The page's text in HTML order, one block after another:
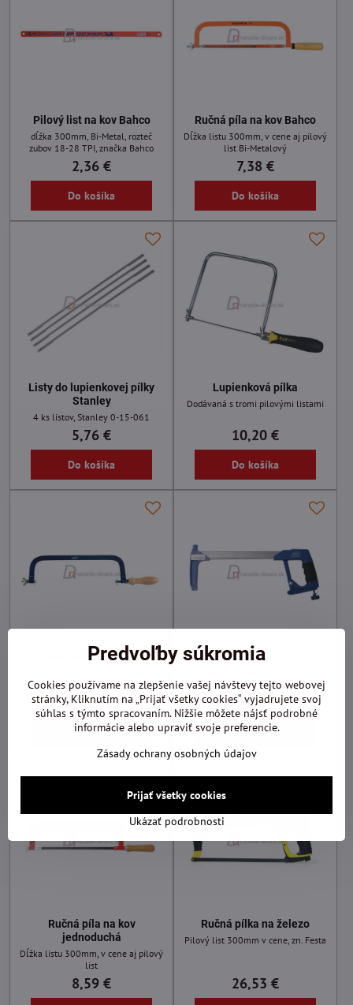
Pilový list na kov Bahco
dĺžka 300mm, Bi-Metal, rozteč
zubov 18-28 TPI, značka Bahco
2,36 €
Do košíka
Ručná píla na kov Bahco
Dĺžka listu 300mm, v cene aj pilový
list Bi-Metalový
7,38 €
Do košíka
Listy do lupienkovej pílky
Stanley
4 ks listov, Stanley 0-15-061
5,76 €
Do košíka
Lupienková pílka
Dodávaná s tromi pilovými listami
10,20 €
Do košíka
Ručná píla na kov
pilového listu, Pilana
12,79 €
Do košíka
Ručná pílka na kov
dodávaná bez pilového listu, Pilana
21,60 €
Do košíka
Ručná píla na kov
jednoduchá
Dĺžka listu 300mm, v cene aj pilový
list
8,59 €
Ručná pílka na železo
Pilový list 300mm v cene, zn. Festa
26,53 €
Predvoľby súkromia
Cookies používame na zlepšenie vašej návštevy tejto webovej
stránky, Kliknutím na „Prijať všetky cookies“ vyjadrujete svoj
súhlas s týmto spracovaním. Nižšie môžete nájsť podrobné
informácie alebo upraviť svoje preferencie.
Zásady ochrany osobných údajov
Ukázať podrobnosti
Prijať všetky cookies